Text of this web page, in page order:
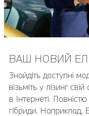
ВАШ НОВИЙ
Знайдіть доступні
візьміть у лізинг
в Інтернеті.
гібриди.